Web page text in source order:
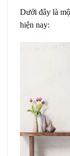
Dưới đây là
hiện nay: